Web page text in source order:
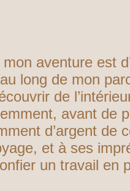
aventure est
long de mon
de
avant de
d’argent de
et à ses
un travail en